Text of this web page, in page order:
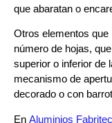
que abaratan o
Otros elementos que
número de hojas,
superior o inferior de
mecanismo de
decorado o con
En Aluminios Fabritec